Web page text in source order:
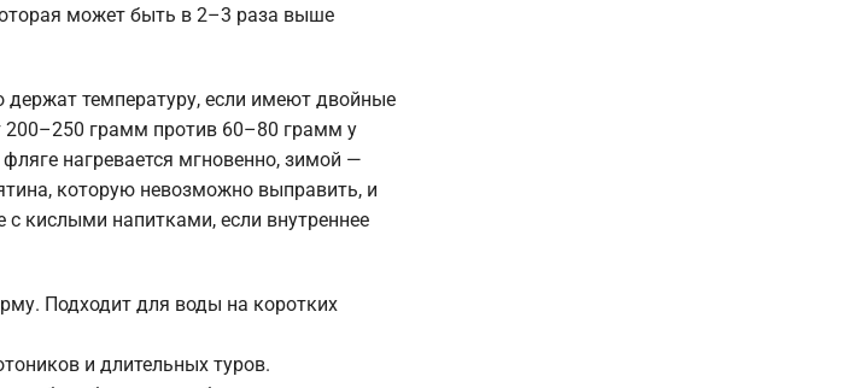
может быть в 2–3 раза выше
температуру, если имеют двойные
200–250 грамм против 60–80 грамм у
нагревается мгновенно, зимой —
которую невозможно выправить, и
кислыми напитками, если внутреннее
Подходит для воды на коротких
и длительных туров.